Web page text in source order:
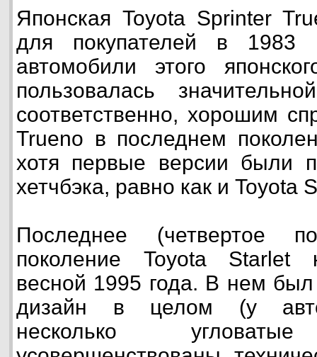
Японская Toyota Sprinter
для покупателей в 1983
автомобили этого
пользовалась
соответственно, хорошим
Trueno в последнем
хотя первые версии были
хетчбэка, равно как и Toyota
Последнее (четвертое
поколение Toyota Starlet
весной 1995 года. В нем
дизайн в целом (у
несколько